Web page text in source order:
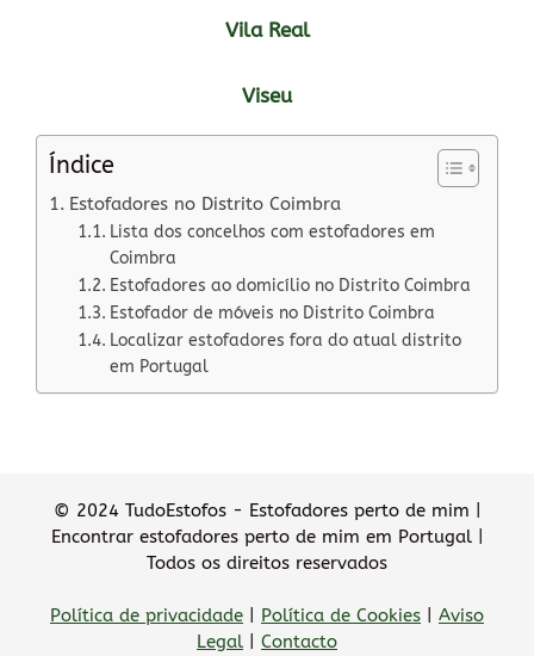
Vila Real
Viseu
Índice
Estofadores no Distrito Coimbra
Lista dos concelhos com estofadores em
Coimbra
Estofadores ao domicílio no Distrito Coimbra
Estofador de móveis no Distrito Coimbra
Localizar estofadores fora do atual distrito
em Portugal
© 2024 TudoEstofos - Estofadores perto de mim |
Encontrar estofadores perto de mim em Portugal |
Todos os direitos reservados
Política de privacidade Política de Cookies
Aviso
Legal
Contacto